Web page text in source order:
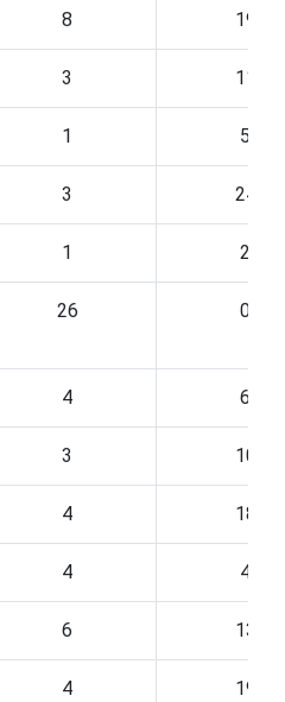
8 19
3 11
1 5
3 24
1 2
26 0
4 6
3 10
4 18
4 4
6 13
4 19